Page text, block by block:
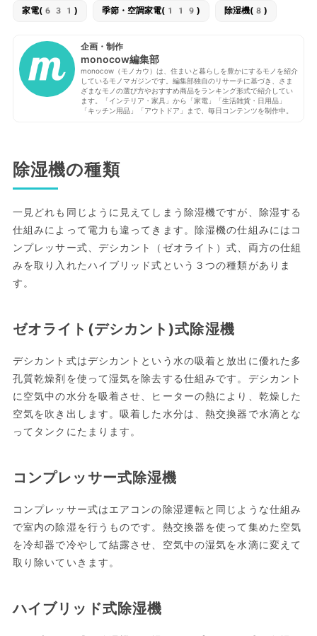
家電(631) 季節・空調家電(119) 除湿機(8)
企画・制作
monocow編集部
monocow（モノカウ）は、住まいと暮らしを豊かにするモノを紹介
しているモノマガジンです。編集部独自のリサーチに基づき、さま
ざまなモノの選び方やおすすめ商品をランキング形式で紹介してい
ます。「インテリア・家具」から「家電」「生活雑貨・日用品」
「キッチン用品」「アウトドア」まで、毎日コンテンツを制作中。
除湿機の種類
一見どれも同じように見えてしまう除湿機ですが、除湿する
仕組みによって電力も違ってきます。除湿機の仕組みにはコ
ンプレッサー式、デシカント（ゼオライト）式、両方の仕組
みを取り入れたハイブリッド式という３つの種類がありま
す。
ゼオライト(デシカント)式除湿機
デシカント式はデシカントという水の吸着と放出に優れた多
孔質乾燥剤を使って湿気を除去する仕組みです。デシカント
に空気中の水分を吸着させ、ヒーターの熱により、乾燥した
空気を吹き出します。吸着した水分は、熱交換器で水滴とな
ってタンクにたまります。
コンプレッサー式除湿機
コンプレッサー式はエアコンの除湿運転と同じような仕組み
で室内の除湿を行うものです。熱交換器を使って集めた空気
を冷却器で冷やして結露させ、空気中の湿気を水滴に変えて
取り除いていきます。
ハイブリッド式除湿機